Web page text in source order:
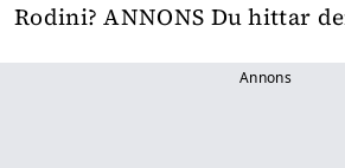
Rodini?ANNONS Du hittar
Annons